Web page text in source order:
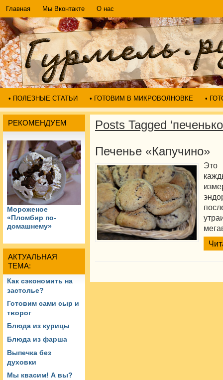
Главная Мы Вконтакте О нас
• ПОЛЕЗНЫЕ СТАТЬИ • ГОТОВИМ В МИКРОВОЛНОВКЕ •
РЕКОМЕНДУЕМ
Мороженое
«Пломбир по-
домашнему»
АКТУАЛЬНАЯ
ТЕМА:
Как сэкономить на
застолье?
Готовим сами сыр и
творог
Блюда из курицы
Блюда из фарша
Выпечка без
духовки
Мы квасим! А вы?
Posts Tagged
Печенье «Капучино»
Это